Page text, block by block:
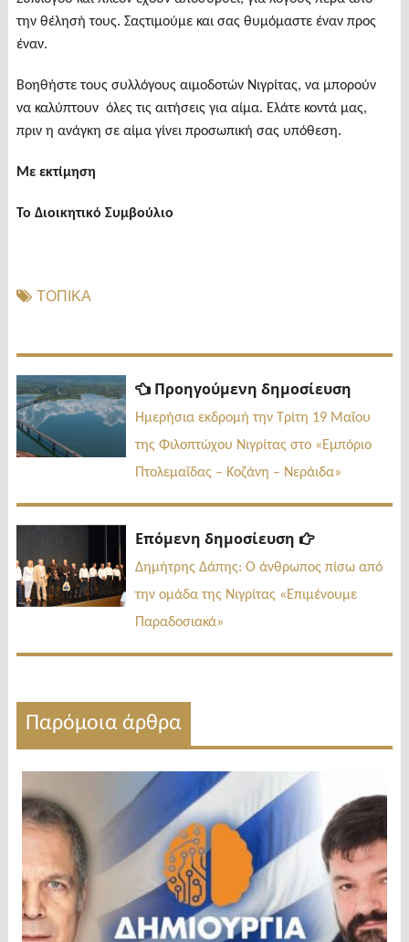
την θέλησή τους. Σαςτιμούμε και σας θυμόμαστε έναν προς
έναν.
Βοηθήστε τους συλλόγους αιμοδοτών Νιγρίτας, να μπορούν
να καλύπτουν όλες τις αιτήσεις για αίμα. Ελάτε κοντά μας,
πριν η ανάγκη σε αίμα γίνει προσωπική σας υπόθεση.
Με εκτίμηση
Το Διοικητικό Συμβούλιο
ΤΟΠΙΚΑ
Πλοήγηση
άρθρων
Προηγούμενη δημοσίευση
Ημερήσια εκδρομή την Τρίτη 19 Μαΐου
της Φιλοπτώχου Νιγρίτας στο «Εμπόριο
Πτολεμαΐδας – Κοζάνη – Νεράιδα»
Επόμενη δημοσίευση
Επόμενη
Δημήτρης Δάπης: Ο άνθρωπος πίσω από
την ομάδα της Νιγρίτας «Επιμένουμε
Παραδοσιακά»
Παρόμοια άρθρα